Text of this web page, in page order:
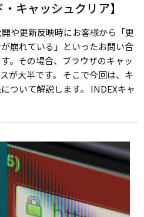
キャッシュクリア】
や更新反映時にお客様から「更
崩れている」といったお問い合
。その場合、ブラウザのキャッ
が大半です。 そこで今回は、キ
ついて解説します。 INDEXキャ